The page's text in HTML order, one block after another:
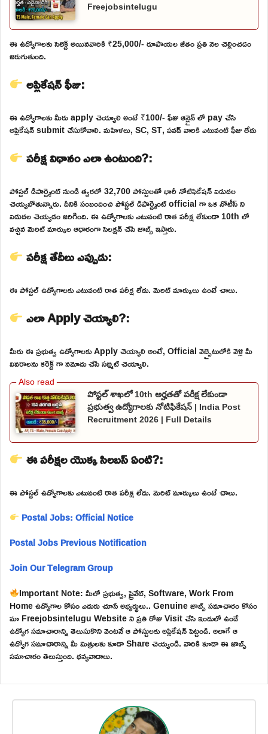
Freejobsintelugu
ఈ ఉద్యోగాలకు సెలెక్ట్ అయినవారికి ₹25,000/- రూపాయల జీతం ప్రతి నెల చెల్లించడం
జరుగుతుంది.
అప్లికేషన్ ఫీజు:
ఈ ఉద్యోగాలకు మీరు apply చెయ్యాలి అంటే ₹100/- ఫీజు ఆన్లైన్ లో pay చేసి
అప్లికేషన్ submit చేసుకోవాలి. మహిళలు, SC, ST, పవడ్ వారికి ఎటువంటి ఫీజు లేదు
పరీక్ష విధానం ఎలా ఉంటుంది?:
పోస్టల్ డిపార్ట్మెంట్ నుండి త్వరలో 32,700 పోస్టులతో భారీ నోటిఫికేషన్ విడుదల
చెయ్యబోతున్నారు. దీనికి సంబందించి పోస్టల్ డిపార్ట్మెంట్ official గా ఒక నోటీస్ ని
విడుదల చెయ్యడం జరిగింది. ఈ ఉద్యోగాలకు ఎటువంటి రాత పరీక్ష లేకుండా 10th లో
వచ్చిన మెరిట్ మార్కుల ఆధారంగా సెలక్షన్ చేసి జాబ్స్ ఇస్తారు.
పరీక్ష తేదీలు ఎప్పుడు:
ఈ పోస్టల్ ఉద్యోగాలకు ఎటువంటి రాత పరీక్ష లేదు. మెరిట్ మార్కులు ఉంటే చాలు.
ఎలా Apply చెయ్యాలి?:
మీరు ఈ ప్రభుత్వ ఉద్యోగాలకు Apply చెయ్యాలి అంటే, Official వెబ్సైటులోకి వెళ్లి మీ
వివరాలను కరెక్ట్ గా నమోదు చేసి సబ్మిట్ చెయ్యాలి.
పోస్టల్ శాఖలో 10th అర్హతతో పరీక్ష లేకుండా
ప్రభుత్వ ఉద్యోగాలకు నోటిఫికేషన్ | India Post
Recruitment 2026 | Full Details
ఈ పరీక్షల యొక్క సిలబస్ ఏంటి?:
ఈ పోస్టల్ ఉద్యోగాలకు ఎటువంటి రాత పరీక్ష లేదు. మెరిట్ మార్కులు ఉంటే చాలు.
Postal Jobs: Official Notice
Postal Jobs Previous Notification
Join Our Telegram Group
Important Note: మీలో ప్రభుత్వ, ప్రైవేట్, Software, Work From
Home ఉద్యోగాల కోసం ఎదురు చూసే అభ్యర్థులు.. Genuine జాబ్స్ సమాచారం కోసం
మా Freejobsintelugu Website ని ప్రతి రోజు Visit చేసి ఇందులో ఉండే
ఉద్యోగ సమాచారాన్ని తెలుసుకొని వెంటనే ఆ పోస్టులకు అప్లికేషన్ పెట్టండి. అలాగే ఆ
ఉద్యోగ సమాచారాన్ని మీ మిత్రులకు కూడా Share చెయ్యండి. వారికి కూడా ఈ జాబ్స్
సమాచారం తెలుస్తుంది. ధన్యవాదాలు.